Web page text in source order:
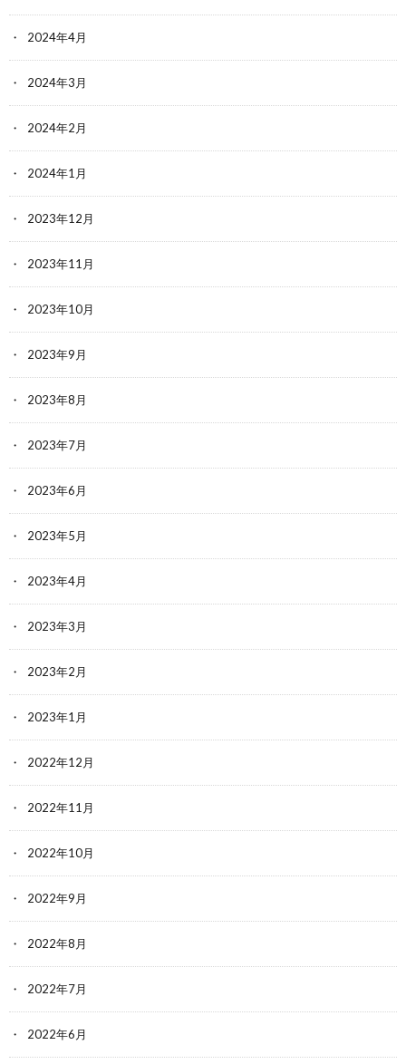
2024年4月
2024年3月
2024年2月
2024年1月
2023年12月
2023年11月
2023年10月
2023年9月
2023年8月
2023年7月
2023年6月
2023年5月
2023年4月
2023年3月
2023年2月
2023年1月
2022年12月
2022年11月
2022年10月
2022年9月
2022年8月
2022年7月
2022年6月